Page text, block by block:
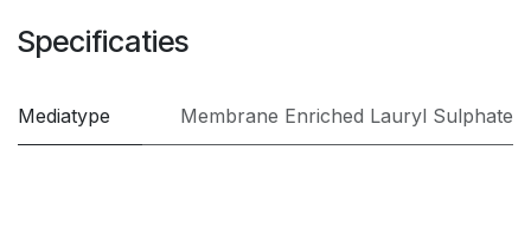
Specificaties
Mediatype Membrane Enriched Lauryl Sulphate